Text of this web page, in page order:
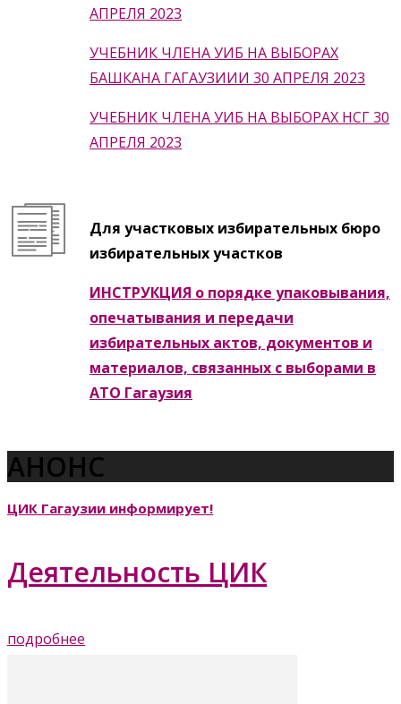
АПРЕЛЯ 2023
УЧЕБНИК ЧЛЕНА УИБ НА ВЫБОРАХ
БАШКАНА ГАГАУЗИИИ 30 АПРЕЛЯ 2023
УЧЕБНИК ЧЛЕНА УИБ НА ВЫБОРАХ НСГ 30
АПРЕЛЯ 2023
Для участковых избирательных бюро
избирательных участков
ИНСТРУКЦИЯ о порядке упаковывания,
опечатывания и передачи
избирательных актов, документов и
материалов, связанных с выборами в
АТО Гагаузия
АНОНС
ЦИК Гагаузии информирует!
Деятельность ЦИК
подробнее